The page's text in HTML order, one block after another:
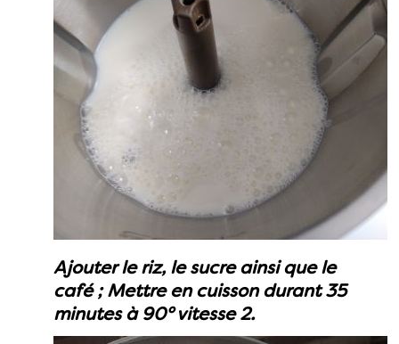
Ajouter le riz, le sucre ainsi que le
café ; Mettre en cuisson durant 35
minutes à 90° vitesse 2.